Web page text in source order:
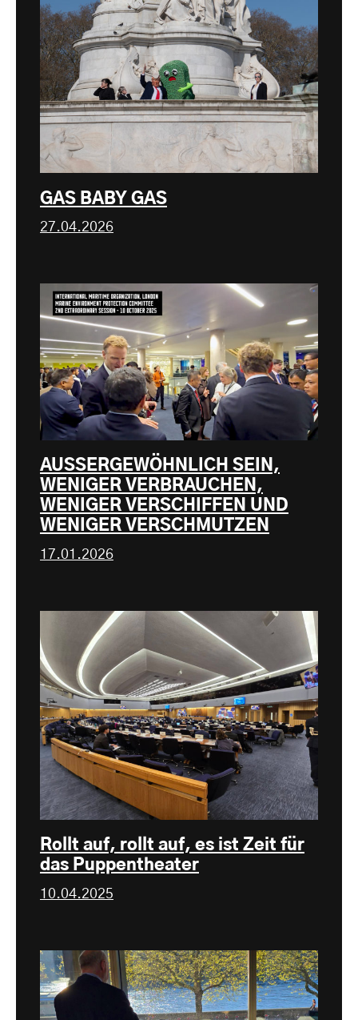
GAS BABY GAS
27.04.2026
AUSSERGEWÖHNLICH SEIN,
WENIGER VERBRAUCHEN,
WENIGER VERSCHIFFEN UND
WENIGER VERSCHMUTZEN
17.01.2026
Rollt auf, rollt auf, es ist Zeit für
das Puppentheater
10.04.2025